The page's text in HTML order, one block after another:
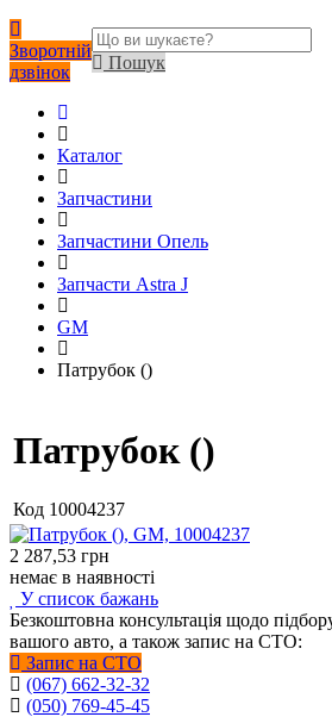
Зворотній
дзвінок
Пошук
Каталог
Запчастини
Запчастини Опель
Запчасти Astra J
GM
Патрубок ()
Патрубок ()
Код 10004237
2 287,53 грн
немає в наявності
У список бажань
Безкоштовна консультація щодо
вашого авто, а також запис на СТО:
Запис на СТО
(067) 662-32-32
(050) 769-45-45